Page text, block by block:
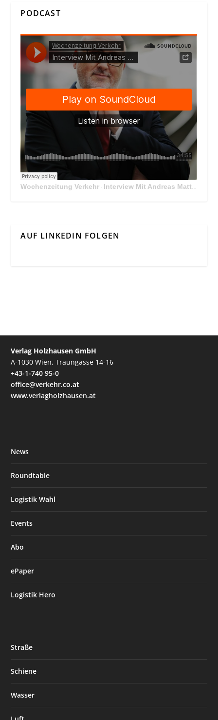
PODCAST
Wochenzeitung Verkehr · Interview Mit Andreas Matthä, CEO der ÖBB Holding
AUF LINKEDIN FOLGEN
Verlag Holzhausen GmbH
A-1030 Wien, Traungasse 14-16
+43-1-740 95-0
office@verkehr.co.at
www.verlagholzhausen.at
News
Roundtable
Logistik Wahl
Events
Abo
ePaper
Logistik Hero
Straße
Schiene
Wasser